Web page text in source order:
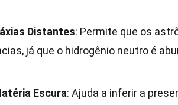
Distantes: Permite que os
já que o hidrogênio neutro é
Escura: Ajuda a inferir a